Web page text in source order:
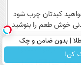
کبدتان چرب شود
خوش طعم را بنوشید
کن!
با ما